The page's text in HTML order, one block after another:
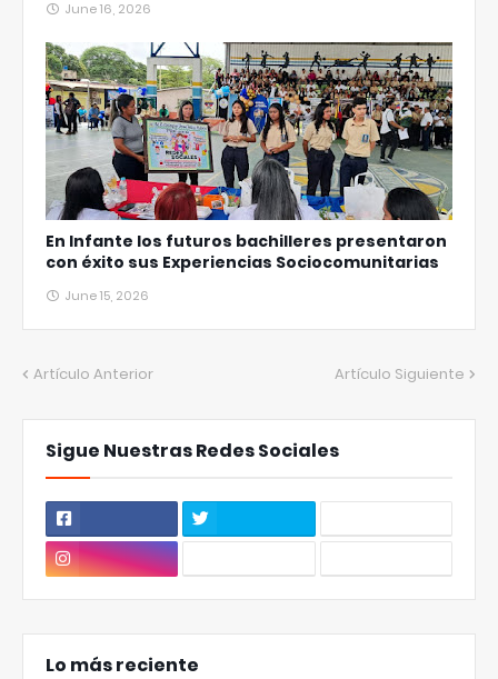
June 16, 2026
En Infante los futuros bachilleres presentaron
con éxito sus Experiencias Sociocomunitarias
June 15, 2026
Artículo Anterior Artículo Siguiente
Sigue Nuestras Redes Sociales
Lo más reciente